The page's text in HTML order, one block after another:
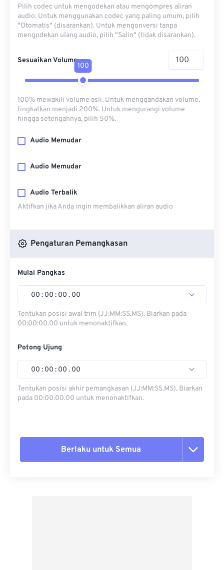
Pilih codec untuk mengodekan atau mengompres aliran
audio. Untuk menggunakan codec yang paling umum, pilih
"Otomatis" (disarankan). Untuk mengonversi tanpa
mengodekan ulang audio, pilih "Salin" (tidak disarankan).
Sesuaikan Volume
100
100% mewakili volume asli. Untuk menggandakan volume,
tingkatkan menjadi 200%. Untuk mengurangi volume
hingga setengahnya, pilih 50%.
Audio Memudar
Audio Memudar
Audio Terbalik
Aktifkan jika Anda ingin membalikkan aliran audio
Pengaturan Pemangkasan
Mulai Pangkas
00 : 00 : 00 . 00
Tentukan posisi awal trim (JJ:MM:SS.MS). Biarkan pada
00:00:00.00 untuk menonaktifkan.
Potong Ujung
00 : 00 : 00 . 00
Tentukan posisi akhir pemangkasan (JJ:MM:SS.MS). Biarkan
pada 00:00:00.00 untuk menonaktifkan.
Berlaku untuk Semua